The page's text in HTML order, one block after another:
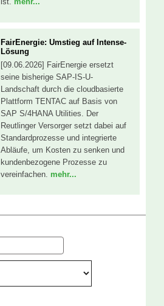
FairEnergie: Umstieg auf Intense-
Lösung
[09.06.2026] FairEnergie ersetzt
seine bisherige SAP-IS-U-
Landschaft durch die cloudbasierte
Plattform TENTAC auf Basis von
SAP S/4HANA Utilities. Der
Reutlinger Versorger setzt dabei auf
Standardprozesse und integrierte
Abläufe, um Kosten zu senken und
kundenbezogene Prozesse zu
vereinfachen. mehr...